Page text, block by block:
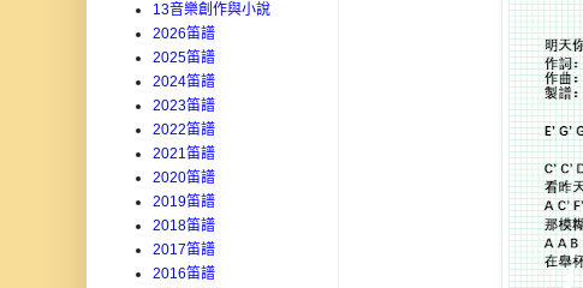
13音樂創作與小說
2026笛譜
2025笛譜
2024笛譜
2023笛譜
2022笛譜
2021笛譜
2020笛譜
2019笛譜
2018笛譜
2017笛譜
2016笛譜